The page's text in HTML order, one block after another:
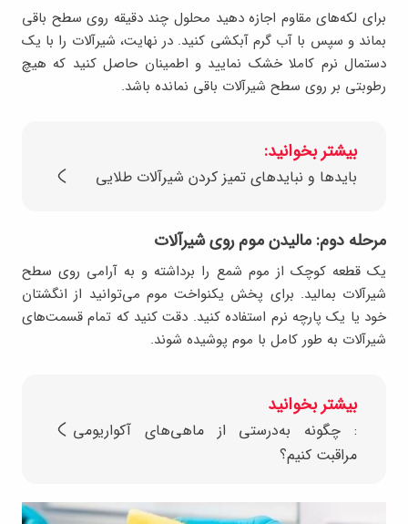
برای لکه‌های مقاوم اجازه دهید محلول چند دقیقه روی سطح باقی
بماند و سپس با آب گرم آبکشی کنید. در نهایت، شیرآلات را با یک
دستمال نرم کاملا خشک نمایید و اطمینان حاصل کنید که هیچ
رطوبتی بر روی سطح شیرآلات باقی نمانده باشد.
بیشتر بخوانید:
بایدها و نبایدهای تمیز کردن شیرآلات طلایی
مرحله دوم: مالیدن موم روی شیرآلات
یک قطعه کوچک از موم شمع را برداشته و به آرامی روی سطح
شیرآلات بمالید. برای پخش یکنواخت موم می‌توانید از انگشتان
خود یا یک پارچه نرم استفاده کنید. دقت کنید که تمام قسمت‌های
شیرآلات به طور کامل با موم پوشیده شوند.
بیشتر بخوانید
: چگونه به‌درستی از ماهی‌های آکواریومی
مراقبت کنیم؟